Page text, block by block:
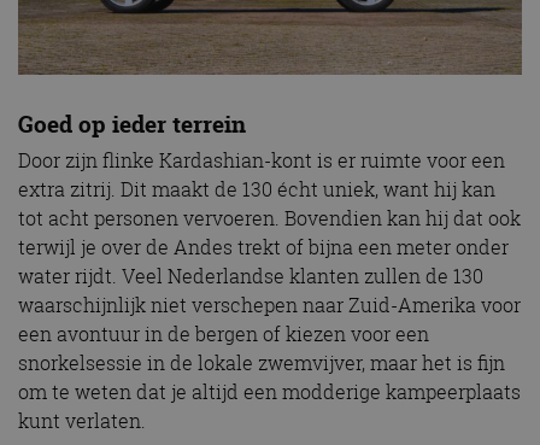
Goed op ieder terrein
Door zijn flinke Kardashian-kont is er ruimte voor een
extra zitrij. Dit maakt de 130 écht uniek, want hij kan
tot acht personen vervoeren. Bovendien kan hij dat ook
terwijl je over de Andes trekt of bijna een meter onder
water rijdt. Veel Nederlandse klanten zullen de 130
waarschijnlijk niet verschepen naar Zuid-Amerika voor
een avontuur in de bergen of kiezen voor een
snorkelsessie in de lokale zwemvijver, maar het is fijn
om te weten dat je altijd een modderige kampeerplaats
kunt verlaten.